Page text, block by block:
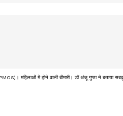
महिलाओं में होने वाली बीमारी। डॉ अंजू गुप्ता ने बताया